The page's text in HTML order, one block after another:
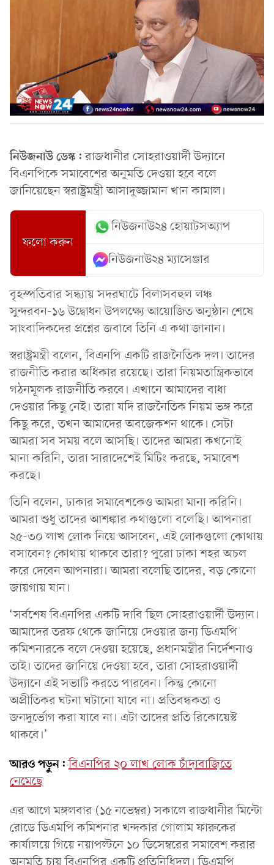
নিউজনাউ ডেস্ক:রাজধানীর সোহরাওয়ার্দী উদ্যানে
বিএনপিকে সমাবেশের অনুমতি দেওয়া হবে বলে
জানিয়েছেন স্বরাষ্ট্রমন্ত্রী আসাদুজ্জামান খান কামাল।
ফলো করুন
নিউজনাউ২৪ হোয়াটসঅ্যাপ
নিউজনাউ২৪ ম্যাসেঞ্জার
বৃহস্পতিবার সন্ধ্যায় সদরঘাটে বিলাসবহুল লঞ্চ
সুন্দরবন-১৬ উদ্বোধন উপলক্ষ্যে আয়োজিত অনুষ্ঠান শেষে
সাংবাদিকদের প্রশ্নের জবাবে তিনি এ কথা জানান।
স্বরাষ্ট্রমন্ত্রী বলেন, বিএনপি একটি রাজনৈতিক দল। তাদের
রাজনীতি করার অধিকার রয়েছে। তারা নিয়মতান্ত্রিকভাবে
গঠনমূলক রাজনীতি করবে। এখানে আমাদের বাধা
দেওয়ার কিছু নেই। তারা যদি রাজনৈতিক নিয়ম ভঙ্গ করে
কিছু করে, তখন আমাদের অবজেকশন থাকে। সেটা
আমরা সব সময় বলে আসছি। তাদের আমরা কখনোই
মানা করিনি, তারা সারাদেশেই মিটিং করছে, সমাবেশ
করছে।
তিনি বলেন, ঢাকার সমাবেশকেও আমরা মানা করিনি।
আমরা শুধু তাদের আশঙ্কার কথাগুলো বলেছি। আপনারা
২৫-৩০ লাখ লোক নিয়ে আসবেন, এই লোকগুলো কোথায়
বসাবেন? কোথায় থাকবে তারা? পুরো ঢাকা শহর অচল
করে দেবেন আপনারা। আমরা বলেছি তাদের, বড় কোনো
জায়গায় যান।
‘সর্বশেষ বিএনপির একটি দাবি ছিল সোহরাওয়ার্দী উদ্যান।
আমাদের তরফ থেকে জানিয়ে দেওয়ার জন্য ডিএমপি
কমিশনারকে বলে দেওয়া হয়েছে, প্রধানমন্ত্রীর নির্দেশনাও
তাই। তাদের জানিয়ে দেওয়া হবে, তারা সোহরাওয়ার্দী
উদ্যানে এই সভাটি করতে পারবেন। কিন্তু কোনো
অপ্রীতিকর ঘটনা ঘটানো যাবে না। প্রতিবন্ধকতা ও
জনদুর্ভোগ করা যাবে না। এটা তাদের প্রতি রিকোয়েস্ট
থাকবে।’
আরও পড়ুন: বিএনপির ২০ লাখ লোক চাঁদাবাজিতে
নেমেছে
এর আগে মঙ্গলবার (১৫ নভেম্বর) সকালে রাজধানীর মিন্টো
রোডে ডিএমপি কমিশনার খন্দকার গোলাম ফারুকের
কার্যালয়ে গিয়ে নয়াপল্টনে ১০ ডিসেম্বরের সমাবেশ করার